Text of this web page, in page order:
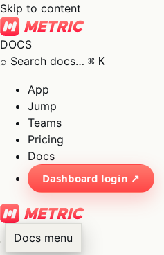
Skip to content
DOCS
⌕ Search docs… ⌘ K
App
Jump
Teams
Pricing
Docs
Dashboard login ↗
Docs menu